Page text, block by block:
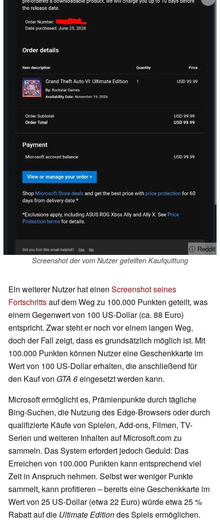
ⓘ Reddit
Screenshot der vom Nutzer geteilten Kaufquittung
Ein weiterer Nutzer hat einen Screenshot seines
Fortschrittsauf dem Weg zu 100.000 Punkten geteilt, was
einem Gegenwert von 100 US-Dollar (ca. 88 Euro)
entspricht. Zwar steht er noch vor einem langen Weg,
doch der Fall zeigt, dass es grundsätzlich möglich ist. Mit
100.000 Punkten können Nutzer eine Geschenkkarte im
Wert von 100 US-Dollar erhalten, die anschließend für
den Kauf von GTA 6eingesetzt werden kann.
Microsoft ermöglicht es, Prämienpunkte durch tägliche
Bing-Suchen, die Nutzung des Edge-Browsers oder durch
qualifizierte Käufe von Spielen, Add-ons, Filmen, TV-
Serien und weiteren Inhalten auf Microsoft.com zu
sammeln. Das System erfordert jedoch Geduld: Das
Erreichen von 100.000 Punkten kann entsprechend viel
Zeit in Anspruch nehmen. Selbst wer weniger Punkte
sammelt, kann profitieren – bereits eine Geschenkkarte im
Wert von 25 US-Dollar (etwa 22 Euro) würde etwa 25 %
Rabatt auf die Ultimate Editiondes Spiels ermöglichen.